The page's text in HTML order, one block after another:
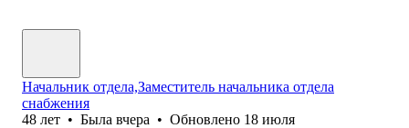
Начальник отдела,Заместитель начальника отдела
снабжения
48 лет • Была вчера • Обновлено 18 июля